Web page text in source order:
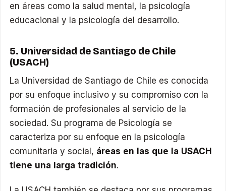
en áreas como la salud mental, la psicología
educacional y la psicología del desarrollo.
5. Universidad de Santiago de Chile
(USACH)
La Universidad de Santiago de Chile es conocida
por su enfoque inclusivo y su compromiso con la
formación de profesionales al servicio de la
sociedad. Su programa de Psicología se
caracteriza por su enfoque en la psicología
comunitaria y social, áreas en las que la USACH
tiene una larga tradición.